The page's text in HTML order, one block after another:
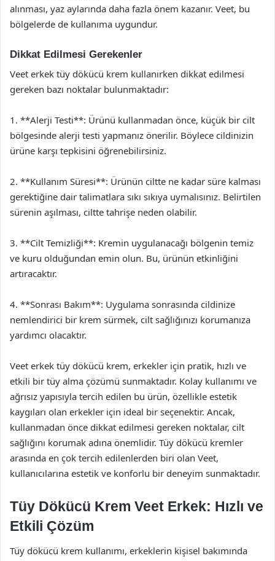
alınması, yaz aylarında daha fazla önem kazanır. Veet, bu
bölgelerde de kullanıma uygundur.
Dikkat Edilmesi Gerekenler
Veet erkek tüy dökücü krem kullanırken dikkat edilmesi
gereken bazı noktalar bulunmaktadır:
1. **Alerji Testi**: Ürünü kullanmadan önce, küçük bir cilt
bölgesinde alerji testi yapmanız önerilir. Böylece cildinizin
ürüne karşı tepkisini öğrenebilirsiniz.
2. **Kullanım Süresi**: Ürünün ciltte ne kadar süre kalması
gerektiğine dair talimatlara sıkı sıkıya uymalısınız. Belirtilen
sürenin aşılması, ciltte tahrişe neden olabilir.
3. **Cilt Temizliği**: Kremin uygulanacağı bölgenin temiz
ve kuru olduğundan emin olun. Bu, ürünün etkinliğini
artıracaktır.
4. **Sonrası Bakım**: Uygulama sonrasında cildinize
nemlendirici bir krem sürmek, cilt sağlığınızı korumanıza
yardımcı olacaktır.
Veet erkek tüy dökücü krem, erkekler için pratik, hızlı ve
etkili bir tüy alma çözümü sunmaktadır. Kolay kullanımı ve
ağrısız yapısıyla tercih edilen bu ürün, özellikle estetik
kaygıları olan erkekler için ideal bir seçenektir. Ancak,
kullanmadan önce dikkat edilmesi gereken noktalar, cilt
sağlığını korumak adına önemlidir. Tüy dökücü kremler
arasında en çok tercih edilenlerden biri olan Veet,
kullanıcılarına estetik ve konforlu bir deneyim sunmaktadır.
Tüy Dökücü Krem Veet Erkek: Hızlı ve
Etkili Çözüm
Tüy dökücü krem kullanımı, erkeklerin kişisel bakımında